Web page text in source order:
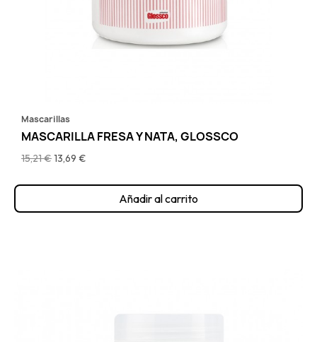
Mascarillas
MASCARILLA FRESA Y NATA, GLOSSCO
15,21 €13,69 €
Añadir al carrito